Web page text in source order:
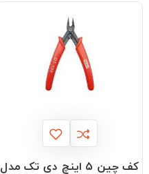
کف چین ۵ اینچ دی تک مدل